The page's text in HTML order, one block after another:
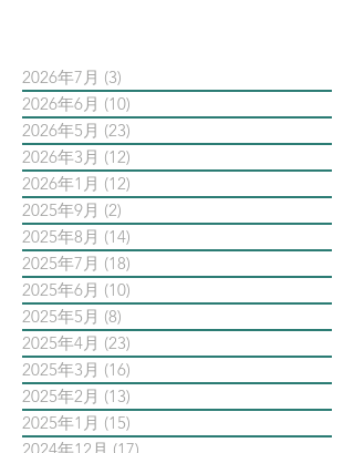
2026年7月 (3)
2026年6月 (10)
2026年5月 (23)
2026年3月 (12)
2026年1月 (12)
2025年9月 (2)
2025年8月 (14)
2025年7月 (18)
2025年6月 (10)
2025年5月 (8)
2025年4月 (23)
2025年3月 (16)
2025年2月 (13)
2025年1月 (15)